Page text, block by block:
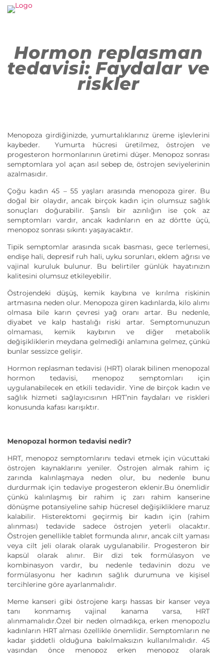
Hormon replasman
tedavisi: Faydalar ve
riskler
Menopoza girdiğinizde, yumurtalıklarınız üreme işlevlerini
kaybeder. Yumurta hücresi üretilmez, östrojen ve
progesteron hormonlarının üretimi düşer. Menopoz sonrası
semptomlara yol açan asıl sebep de, östrojen seviyelerinin
azalmasıdır.
Çoğu kadın 45 – 55 yaşları arasında menopoza girer. Bu
doğal bir olaydır, ancak birçok kadın için olumsuz sağlık
sonuçları doğurabilir. Şanslı bir azınlığın ise çok az
semptomları vardır, ancak kadınların en az dörtte üçü,
menopoz sonrası sıkıntı yaşayacaktır.
Tipik semptomlar arasında sıcak basması, gece terlemesi,
endişe hali, depresif ruh hali, uyku sorunları, eklem ağrısı ve
vajinal kuruluk bulunur. Bu belirtiler günlük hayatınızın
kalitesini olumsuz etkileyebilir.
Östrojendeki düşüş, kemik kaybına ve kırılma riskinin
artmasına neden olur. Menopoza giren kadınlarda, kilo alımı
olmasa bile karın çevresi yağ oranı artar. Bu nedenle,
diyabet ve kalp hastalığı riski artar. Semptomunuzun
olmaması, kemik kaybının ve diğer metabolik
değişikliklerin meydana gelmediği anlamına gelmez, çünkü
bunlar sessizce gelişir.
Hormon replasman tedavisi (HRT) olarak bilinen menopozal
hormon tedavisi, menopoz semptomları için
uygulanabilecek en etkili tedavidir. Yine de birçok kadın ve
sağlık hizmeti sağlayıcısının HRT’nin faydaları ve riskleri
konusunda kafası karışıktır.
Menopozal hormon tedavisi nedir?
HRT, menopoz semptomlarını tedavi etmek için vücuttaki
östrojen kaynaklarını yeniler. Östrojen almak rahim iç
zarında kalınlaşmaya neden olur, bu nedenle bunu
durdurmak için tedaviye progesteron eklenir.Bu önemlidir
çünkü kalınlaşmış bir rahim iç zarı rahim kanserine
dönüşme potansiyeline sahip hücresel değişikliklere maruz
kalabilir. Histerektomi geçirmiş bir kadın için (rahim
alınması) tedavide sadece östrojen yeterli olacaktır.
Östrojen genellikle tablet formunda alınır, ancak cilt yaması
veya cilt jeli olarak olarak uygulanabilir. Progesteron bir
kapsül olarak alınır. Bir dizi tek formülasyon ve
kombinasyon vardır, bu nedenle tedavinin dozu ve
formülasyonu her kadının sağlık durumuna ve kişisel
tercihlerine göre ayarlanmalıdır.
Meme kanseri gibi östrojene karşı hassas bir kanser veya
tanı konmamış vajinal kanama varsa, HRT
alınmamalıdır.Özel bir neden olmadıkça, erken menopozlu
kadınların HRT alması özellikle önemlidir. Semptomların ne
kadar şiddetli olduğuna bakılmaksızın kullanılmalıdır. 45
yaşından önce menopoz erken menopoz olarak